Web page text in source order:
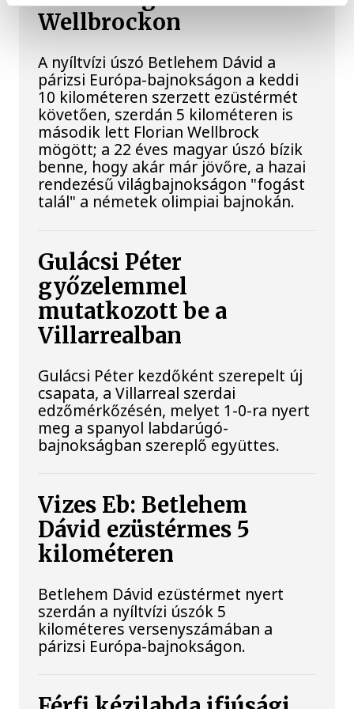
Wellbrockon
A nyíltvízi úszó Betlehem Dávid a
párizsi Európa-bajnokságon a keddi
10 kilométeren szerzett ezüstérmét
követően, szerdán 5 kilométeren is
második lett Florian Wellbrock
mögött; a 22 éves magyar úszó bízik
benne, hogy akár már jövőre, a hazai
rendezésű világbajnokságon "fogást
talál" a németek olimpiai bajnokán.
Gulácsi Péter
győzelemmel
mutatkozott be a
Villarrealban
Gulácsi Péter kezdőként szerepelt új
csapata, a Villarreal szerdai
edzőmérkőzésén, melyet 1-0-ra nyert
meg a spanyol labdarúgó-
bajnokságban szereplő együttes.
Vizes Eb: Betlehem
Dávid ezüstérmes 5
kilométeren
Betlehem Dávid ezüstérmet nyert
szerdán a nyíltvízi úszók 5
kilométeres versenyszámában a
párizsi Európa-bajnokságon.